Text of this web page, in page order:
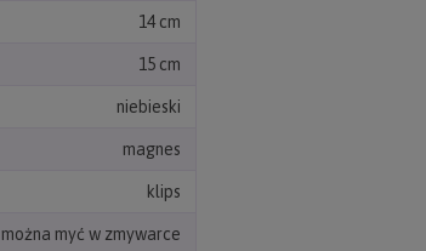
14 cm
15 cm
niebieski
magnes
klips
można myć w zmywarce